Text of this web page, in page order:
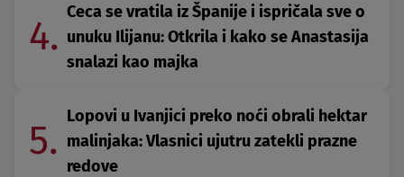
4.
Ceca se vratila iz Španije i ispričala sve o
unuku Ilijanu: Otkrila i kako se Anastasija
snalazi kao majka
5.
Lopovi u Ivanjici preko noći obrali hektar
malinjaka: Vlasnici ujutru zatekli prazne
redove